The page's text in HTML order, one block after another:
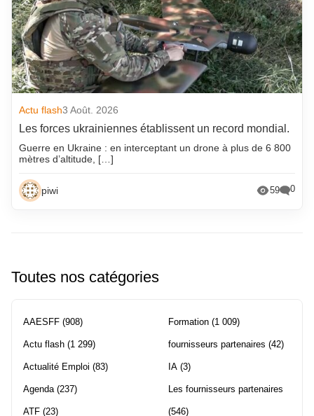
Actu flash3 Août. 2026
Les forces ukrainiennes établissent un record mondial.
Guerre en Ukraine : en interceptant un drone à plus de 6 800
mètres d’altitude, […]
piwi 59 0
Toutes nos catégories
AAESFF (908)
Actu flash (1 299)
Actualité Emploi (83)
Agenda (237)
ATF (23)
Formation (1 009)
fournisseurs partenaires (42)
IA (3)
Les fournisseurs partenaires
(546)